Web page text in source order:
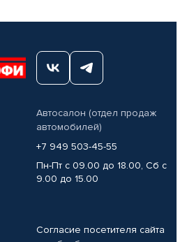
Автосалон (отдел продаж
автомобилей)
+7 949 503-45-55
Пн-Пт с 09.00 до 18.00, Сб с
9.00 до 15.00
Согласие посетителя сайта